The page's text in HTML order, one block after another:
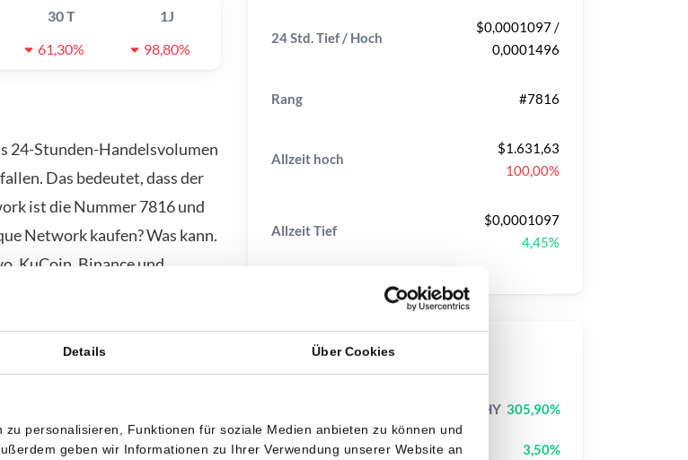
Details Über Cookies
personalisieren, Funktionen für soziale Medien anbieten zu können und
geben wir Informationen zu Ihrer Verwendung unserer Website an
30 T
1J
61,30% 98,80%
24-Stunden-Handelsvolumen
Das bedeutet, dass der
ist die Nummer 7816 und
Network kaufen? Was kann.
KuCoin, Binance und
24 Std. Tief / Hoch
$0,0001097 /
0,0001496
Rang #7816
Allzeit hoch
$1.631,63
100,00%
AllzeitTief
$0,0001097
4,45%
Top-Kurse
JIMOTHY 305,90%
Pudgy Penguins PENGU 3,50%